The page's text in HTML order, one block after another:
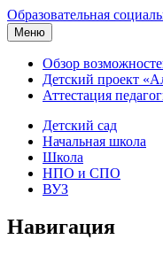
Образовательная
Меню
Обзор
Детский проект
Аттестация
Детский сад
Начальная школа
Школа
НПО и СПО
ВУЗ
Навигация